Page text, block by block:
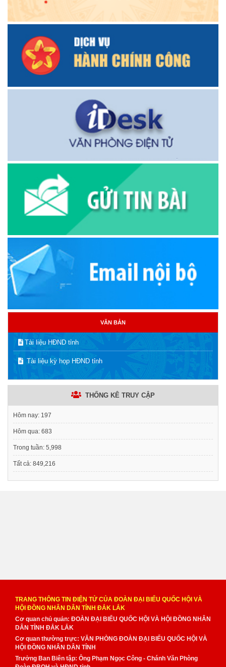
VĂN BẢN
Tài liệu HĐND tỉnh
Tài liệu kỳ họp HĐND tỉnh
THỐNG KÊ TRUY CẬP
Hôm nay: 197
Hôm qua: 683
Trong tuần: 5,998
Tất cả: 849,216
TRANG THÔNG TIN ĐIỆN TỬ CỦA ĐOÀN ĐẠI BIỂU QUỐC HỘI VÀ
HỘI ĐỒNG NHÂN DÂN TỈNH ĐẮK LẮK
Cơ quan chủ quản: ĐOÀN ĐẠI BIỂU QUỐC HỘI VÀ HỘI ĐỒNG NHÂN
DÂN TỈNH ĐẮK LẮK
Cơ quan thường trực: VĂN PHÒNG ĐOÀN ĐẠI BIỂU QUỐC HỘI VÀ
HỘI ĐỒNG NHÂN DÂN TỈNH
Trưởng Ban Biên tập: Ông Phạm Ngọc Công - Chánh Văn Phòng